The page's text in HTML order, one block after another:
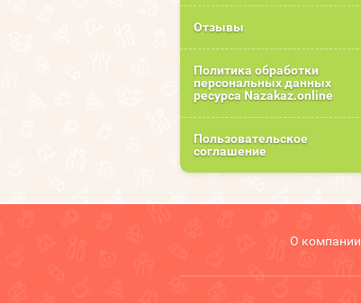
Отзывы
Политика обработки
персональных данных
ресурса Nazakaz.online
Пользовательское
соглашение
О компании